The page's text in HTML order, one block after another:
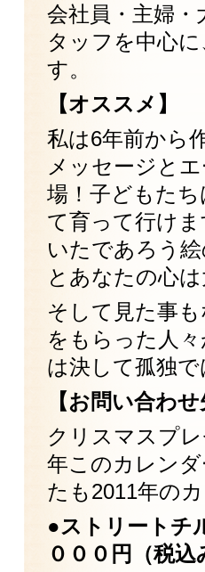
会社員・主婦
タッフを中心
す。
【オススメ】
私は6年前から
メッセージと
場！子どもた
て育って行け
いたであろう
とあなたの心
そして見た事
をもらった人
は決して孤独
【お問い合わ
クリスマスプ
年このカレン
たも2011年の
●ストリートチ
０００円（税